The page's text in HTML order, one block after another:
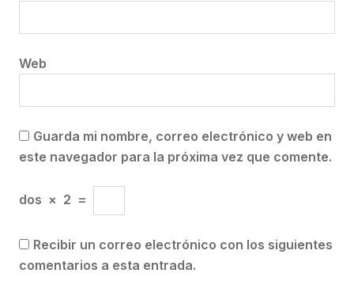
Web
Guarda mi nombre, correo electrónico y web en
este navegador para la próxima vez que comente.
dos × 2 =
Recibir un correo electrónico con los siguientes
comentarios a esta entrada.